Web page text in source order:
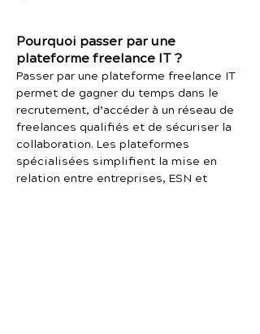
Pourquoi passer par une
plateforme freelance IT ?
Passer par une plateforme freelance IT
permet de gagner du temps dans le
recrutement, d’accéder à un réseau de
freelances qualifiés et de sécuriser la
collaboration. Les plateformes
spécialisées simplifient la mise en
relation entre entreprises, ESN et